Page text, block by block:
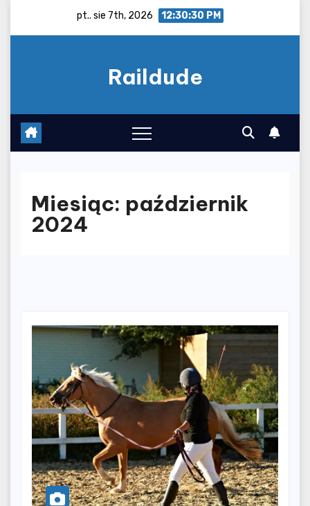
pt.. sie 7th, 2026 12:30:31 PM
Raildude
Miesiąc: październik
2024